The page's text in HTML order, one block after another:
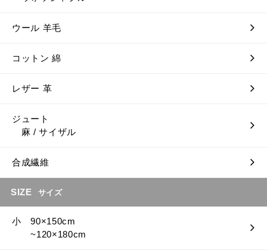
ウール 羊毛
コットン 綿
レザー 革
ジュート
麻 / サイザル
合成繊維
SIZE サイズ
小 90×150cm
~120×180cm